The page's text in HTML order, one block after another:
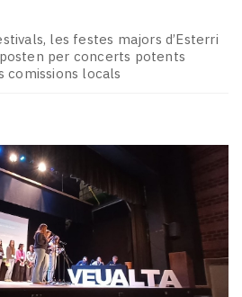
les festes majors d’Esterri
per concerts potents
comissions locals